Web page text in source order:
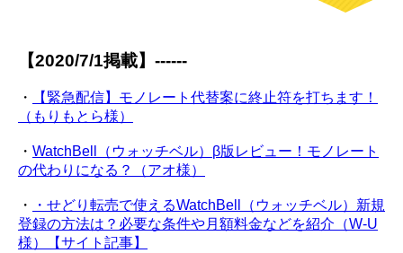
【2020/7/1掲載】------
・
【緊急配信】モノレート代替案に終止符を打ちます！
（もりもとら様）
・ WatchBell（ウォッチベル）β版レビュー！モノレート
の代わりになる？（アオ様）
・
・せどり転売で使えるWatchBell（ウォッチベル）新規
登録の方法は？必要な条件や月額料金などを紹介（W-U
様）【サイト記事】